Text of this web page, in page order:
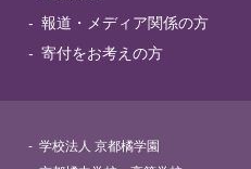
報道・メディア関係の方
寄付をお考えの方
学校法人 京都橘学園